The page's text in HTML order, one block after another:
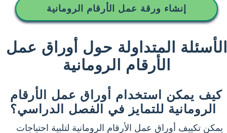
إنشاء ورقة عمل الأرقام الرومانية
الأسئلة المتداولة حول أوراق عمل
الأرقام الرومانية
كيف يمكن استخدام أوراق عمل الأرقام
الرومانية للتمايز في الفصل الدراسي؟
يمكن تكييف أوراق عمل الأرقام الرومانية لتلبية احتياجات